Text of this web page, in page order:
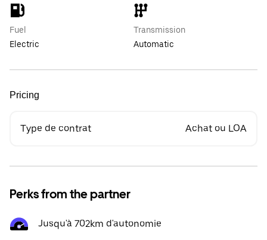
Fuel
Electric
Transmission
Automatic
Pricing
Type de contrat Achat ou LOA
Perks from the partner
Jusqu'à 702km d'autonomie